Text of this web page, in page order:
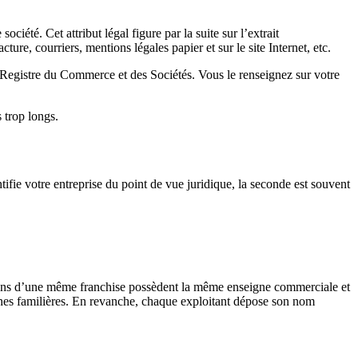
Cet attribut légal figure par la suite sur l’extrait
courriers, mentions légales papier et sur le site Internet, etc.
du Commerce et des Sociétés. Vous le renseignez sur votre
trop longs.
votre entreprise du point de vue juridique, la seconde est souvent
d’une même franchise possèdent la même enseigne commerciale et
familières. En revanche, chaque exploitant dépose son nom